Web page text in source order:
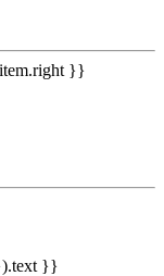
}}
}}